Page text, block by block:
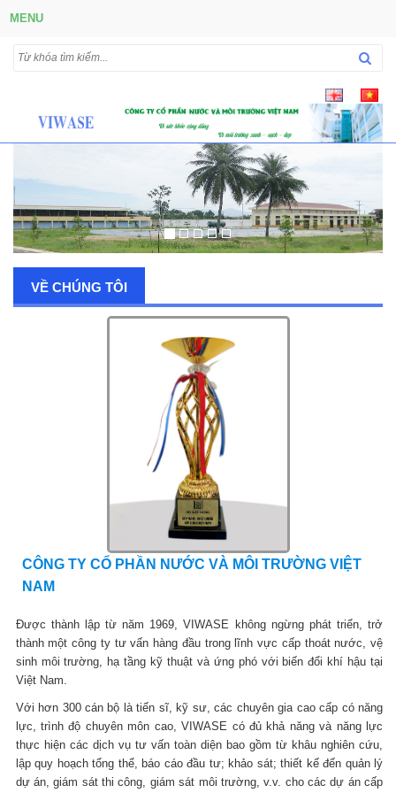
MENU
VỀ CHÚNG TÔI
CÔNG TY CỔ PHẦN NƯỚC VÀ MÔI TRƯỜNG VIỆT
NAM
Được thành lập từ năm 1969, VIWASE không ngừng phát triển, trở
thành một công ty tư vấn hàng đầu trong lĩnh vực cấp thoát nước, vệ
sinh môi trường, hạ tầng kỹ thuật và ứng phó với biến đổi khí hậu tại
Việt Nam.
Với hơn 300 cán bộ là tiến sĩ, kỹ sư, các chuyên gia cao cấp có năng
lực, trình độ chuyên môn cao, VIWASE có đủ khả năng và năng lực
thực hiện các dịch vụ tư vấn toàn diện bao gồm từ khâu nghiên cứu,
lập quy hoạch tổng thể, báo cáo đầu tư; khảo sát; thiết kế đến quản lý
dự án, giám sát thi công, giám sát môi trường, v.v. cho các dự án cấp